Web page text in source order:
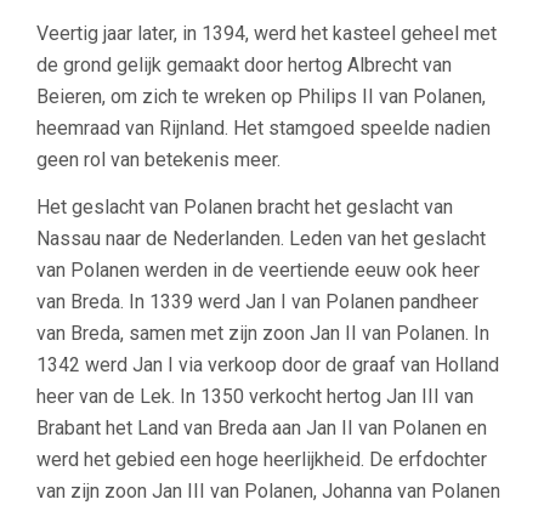
Veertig jaar later, in 1394, werd het kasteel geheel met
de grond gelijk gemaakt door hertog Albrecht van
Beieren, om zich te wreken op Philips II van Polanen,
heemraad van Rijnland. Het stamgoed speelde nadien
geen rol van betekenis meer.
Het geslacht van Polanen bracht het geslacht van
Nassau naar de Nederlanden. Leden van het geslacht
van Polanen werden in de veertiende eeuw ook heer
van Breda. In 1339 werd Jan I van Polanen pandheer
van Breda, samen met zijn zoon Jan II van Polanen. In
1342 werd Jan I via verkoop door de graaf van Holland
heer van de Lek. In 1350 verkocht hertog Jan III van
Brabant het Land van Breda aan Jan II van Polanen en
werd het gebied een hoge heerlijkheid. De erfdochter
van zijn zoon Jan III van Polanen, Johanna van Polanen